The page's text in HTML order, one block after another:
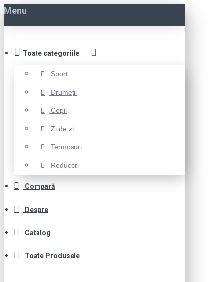
Menu
Toate categoriile
Sport
Drumeții
Copii
Zi de zi
Termosuri
Reduceri
Compară
Despre
Catalog
Toate Produsele